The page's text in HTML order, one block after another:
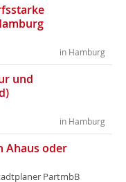
in Hamburg
und
in Hamburg
Ahaus oder
PartmbB